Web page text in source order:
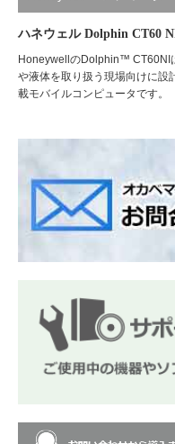
ハネウェル Dolphin CT60
HoneywellのDolphin™ CT60NI
や液体を取り扱う現場向けに設
載モバイルコンピュータです。